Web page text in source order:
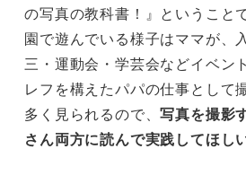
の写真の教科書！』ということ
園で遊んでいる様子はママが、
三・運動会・学芸会などイベン
レフを構えたパパの仕事として
多く見られるので、写真を撮影
さん両方に読んで実践してほし